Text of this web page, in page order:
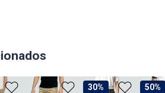
30% 50%